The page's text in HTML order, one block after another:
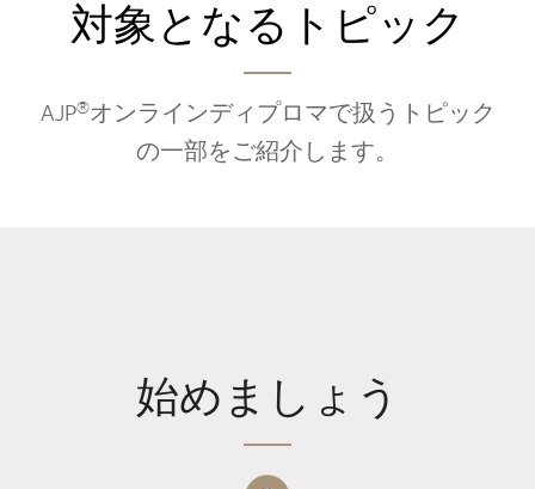
対象となるトピック
AJP®オンラインディプロマで扱うトピック
の一部をご紹介します。
始めましょう